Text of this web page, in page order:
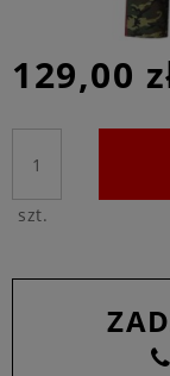
129,00
szt.